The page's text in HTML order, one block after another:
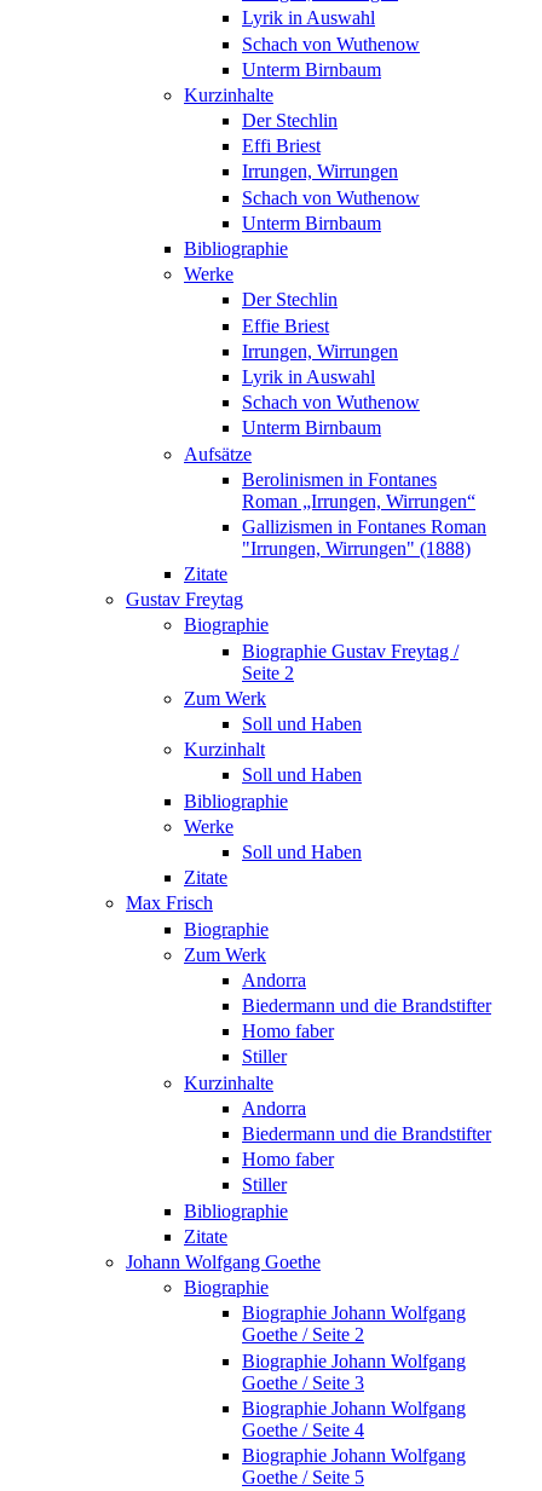
Lyrik in Auswahl
Schach von Wuthenow
Unterm Birnbaum
Kurzinhalte
Der Stechlin
Effi Briest
Irrungen, Wirrungen
Schach von Wuthenow
Unterm Birnbaum
Bibliographie
Werke
Der Stechlin
Effie Briest
Irrungen, Wirrungen
Lyrik in Auswahl
Schach von Wuthenow
Unterm Birnbaum
Aufsätze
Berolinismen in Fontanes
Roman „Irrungen, Wirrungen“
Gallizismen in Fontanes Roman
"Irrungen, Wirrungen" (1888)
Zitate
Gustav Freytag
Biographie
Biographie Gustav Freytag /
Seite 2
Zum Werk
Soll und Haben
Kurzinhalt
Soll und Haben
Bibliographie
Werke
Soll und Haben
Zitate
Max Frisch
Biographie
Zum Werk
Andorra
Biedermann und die Brandstifter
Homo faber
Stiller
Kurzinhalte
Andorra
Biedermann und die Brandstifter
Homo faber
Stiller
Bibliographie
Zitate
Johann Wolfgang Goethe
Biographie
Biographie Johann Wolfgang
Goethe / Seite 2
Biographie Johann Wolfgang
Goethe / Seite 3
Biographie Johann Wolfgang
Goethe / Seite 4
Biographie Johann Wolfgang
Goethe / Seite 5